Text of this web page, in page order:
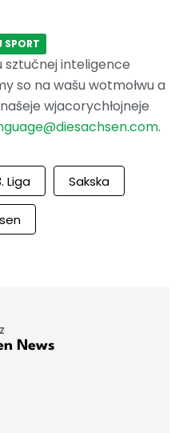
SPORT
sztučnej inteligence
so na wašu wotmołwu a
wjacorychłojneje
.
Liga Sakska
News